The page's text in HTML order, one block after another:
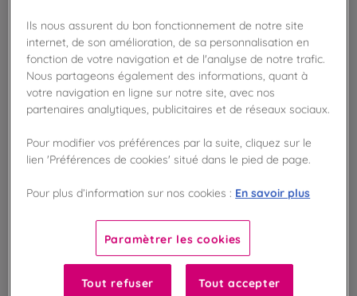
Disponible en boutique !
Vérifier la disponibilité en magasin
Frais de port offert
dès 50€ d'achat
Gagnez 5 points de fidélité !
Liste des ingrédients et allergènes
Ils nous assurent du bon fonctionnement de notre site
internet, de son amélioration, de sa personnalisation en
fonction de votre navigation et de l'analyse de notre trafic.
Nous partageons également des informations, quant à
votre navigation en ligne sur notre site, avec nos
partenaires analytiques, publicitaires et de réseaux sociaux.
Pour modifier vos préférences par la suite, cliquez sur le
lien 'Préférences de cookies' situé dans le pied de page.
Pour plus d’information sur nos cookies : En savoir plus
Paramètrer les cookies
Tout refuser Tout accepter